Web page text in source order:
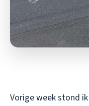
Vorige week stond